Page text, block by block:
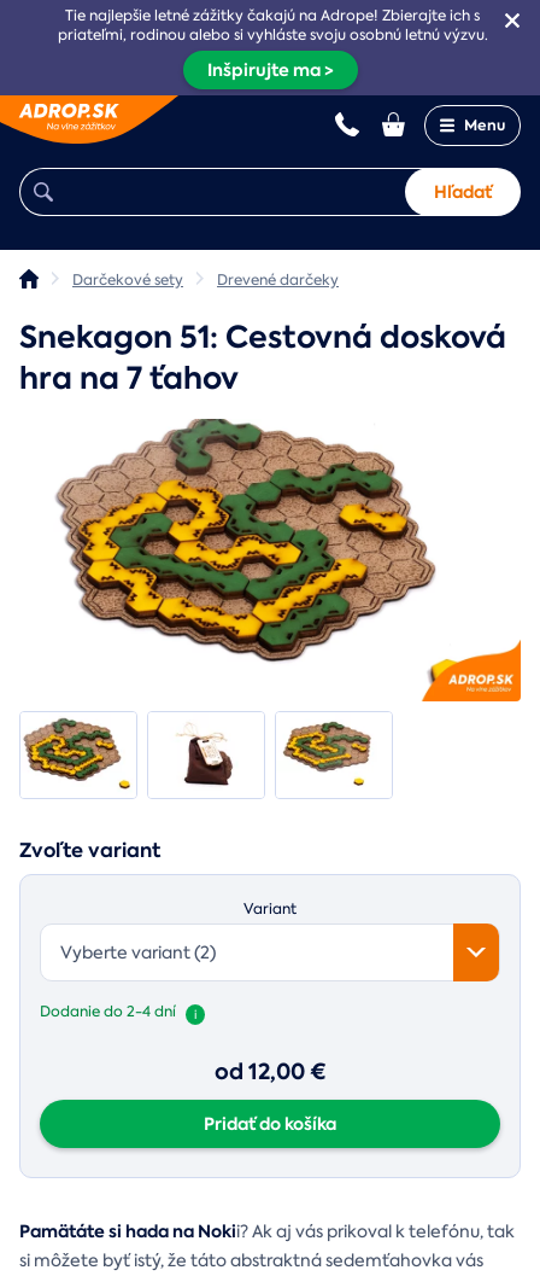
Tie najlepšie letné zážitky čakajú na Adrope! Zbierajte ich s
priateľmi, rodinou alebo si vyhláste svoju osobnú letnú výzvu.
Inšpirujte ma >
Menu
Hľadať
Darčekové sety Drevené darčeky
Snekagon 51: Cestovná dosková
hra na 7 ťahov
Zvoľte variant
Variant
Vyberte variant (2)
Dodanie do 2-4 dní i
od 12,00 €
Pridať do košíka
Pamätáte si hada na Nokii? Ak aj vás prikoval k telefónu, tak
si môžete byť istý, že táto abstraktná sedemťahovka vás